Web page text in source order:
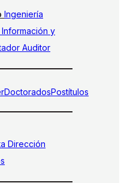
Ingeniería
y
Auditor
DoctoradosPostítulos
Dirección